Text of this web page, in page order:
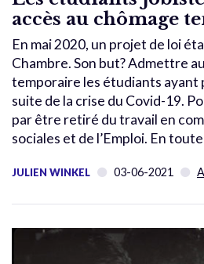
accès au chômage
En mai 2020, un projet de loi
Chambre. Son but? Admettre
temporaire les étudiants ayant
suite de la crise du Covid-19.
par être retiré du travail en
sociales et de l’Emploi. En
JULIEN WINKEL 03-06-2021